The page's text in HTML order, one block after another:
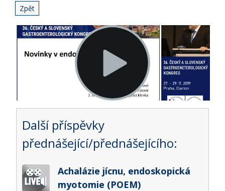
Zpět
Další příspěvky
přednášející/přednášejícího:
Achalázie jícnu, endoskopická
myotomie (POEM)